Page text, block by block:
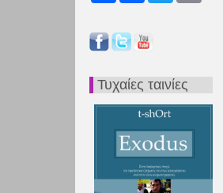
Τυχαίες ταινίες